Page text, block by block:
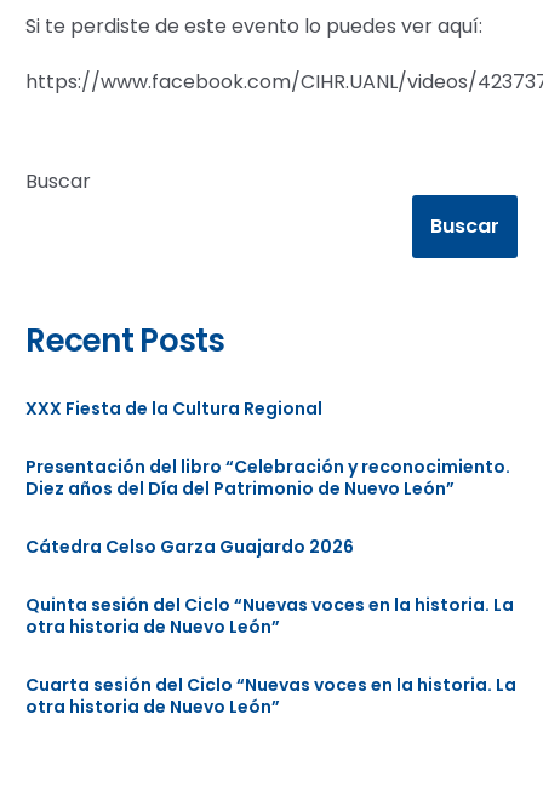
Si te perdiste de este evento lo puedes ver aquí:
https://www.facebook.com/CIHR.UANL/videos/
Buscar
Buscar
Recent Posts
XXX Fiesta de la Cultura Regional
Presentación del libro “Celebración y reconocimiento.
Diez años del Día del Patrimonio de Nuevo León”
Cátedra Celso Garza Guajardo 2026
Quinta sesión del Ciclo “Nuevas voces en la historia. La
otra historia de Nuevo León”
Cuarta sesión del Ciclo “Nuevas voces en la historia. La
otra historia de Nuevo León”